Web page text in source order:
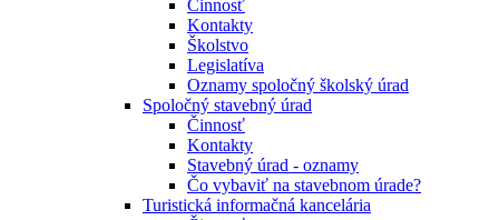
Činnosť
Kontakty
Školstvo
Legislatíva
Oznamy spoločný školský úrad
Spoločný stavebný úrad
Činnosť
Kontakty
Stavebný úrad - oznamy
Čo vybaviť na stavebnom úrade?
Turistická informačná kancelária